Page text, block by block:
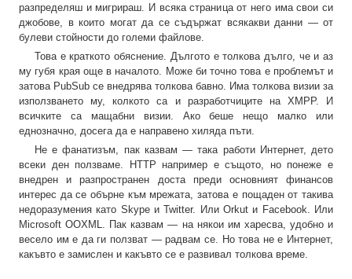
разпределяш и мигрираш. И всяка страница от него има свои си
джобове, в които могат да се съдържат всякакви данни — от
булеви стойности до големи файлове.
Това е краткото обяснение. Дългото е толкова дълго, че и аз
му губя края още в началото. Може би точно това е проблемът и
затова PubSub се внедрява толкова бавно. Има толкова визии за
използването му, колкото са и разработчиците на XMPP. И
всичките са мащабни визии. Ако беше нещо малко или
еднозначно, досега да е направено хиляда пъти.
Не е фанатизъм, пак казвам — така работи Интернет, дето
всеки ден ползваме. HTTP например е същото, но понеже е
внедрен и разпространен доста преди основният финансов
интерес да се обърне към мрежата, затова е пощаден от такива
недоразумения като Skype и Twitter. Или Orkut и Facebook. Или
Microsoft OOXML. Пак казвам — на някои им харесва, удобно и
весело им е да ги ползват — радвам се. Но това не е Интернет,
какъвто е замислен и какъвто се е развивал толкова време.